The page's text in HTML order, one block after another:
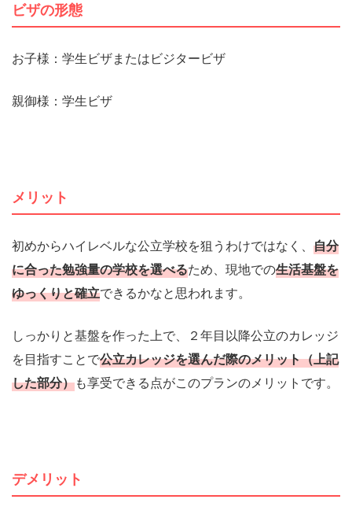
ビザの形態
お子様：学生ビザまたはビジタービザ
親御様：学生ビザ
メリット
初めからハイレベルな公立学校を狙うわけではなく、 自分
に合った勉強量の学校を選べるため、現地での生活基盤を
ゆっくりと確立できるかなと思われます。
しっかりと基盤を作った上で、２年目以降公立のカレッジ
を目指すことで公立カレッジを選んだ際のメリット（上記
した部分）も享受できる点がこのプランのメリットです。
デメリット